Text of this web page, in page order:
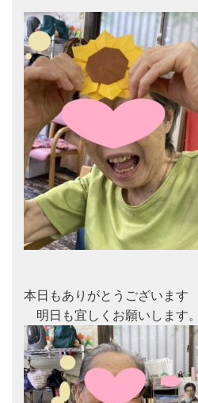
本日もありがとうございます